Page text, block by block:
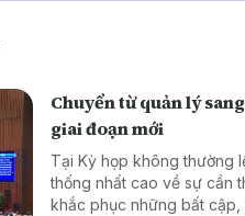
Chuyển từ quản lý
giai đoạn mới
Tại Kỳ họp không thường
thống nhất cao về sự cần
khắc phục những bất